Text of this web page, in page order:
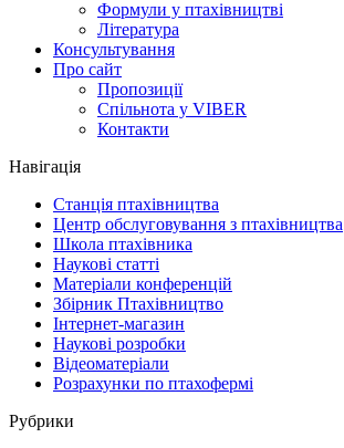
Формули у птахівництві
Література
Консультування
Про сайт
Пропозиції
Спільнота у VIBER
Контакти
Навігація
Станція птахівництва
Центр обслуговування з птахівництва
Школа птахівника
Наукові статті
Матеріали конференцій
Збірник Птахівництво
Інтернет-магазин
Наукові розробки
Відеоматеріали
Розрахунки по птахофермі
Рубрики